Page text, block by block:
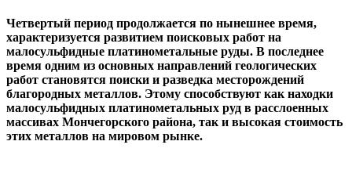
Четвертый период продолжается по нынешнее время,
характеризуется развитием поисковых работ на
малосульфидные платинометальные руды. В последнее
время одним из основных направлений геологических
работ становятся поиски и разведка месторождений
благородных металлов. Этому способствуют как находки
малосульфидных платинометальных руд в расслоенных
массивах Мончегорского района, так и высокая стоимость
этих металлов на мировом рынке.